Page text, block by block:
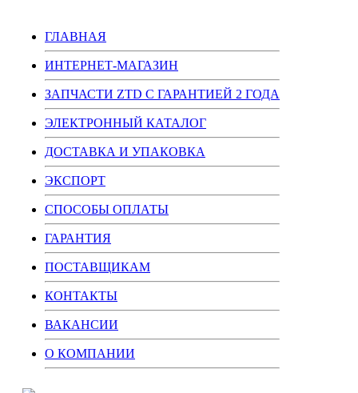
ГЛАВНАЯ
ИНТЕРНЕТ-МАГАЗИН
ЗАПЧАСТИ ZTD С ГАРАНТИЕЙ 2 ГОДА
ЭЛЕКТРОННЫЙ КАТАЛОГ
ДОСТАВКА И УПАКОВКА
ЭКСПОРТ
СПОСОБЫ ОПЛАТЫ
ГАРАНТИЯ
ПОСТАВЩИКАМ
КОНТАКТЫ
ВАКАНСИИ
О КОМПАНИИ